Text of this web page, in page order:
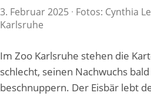
3. Februar 2025 · Fotos: Cynthia
Karlsruhe
Im Zoo Karlsruhe stehen die
schlecht, seinen Nachwuchs
beschnuppern. Der Eisbär lebt